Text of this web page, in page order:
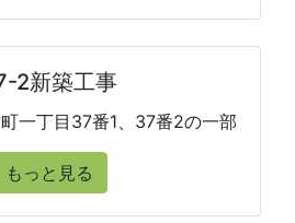
2新築工事
一丁目37番1、37番2の一部
もっと見る